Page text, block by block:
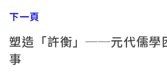
下一頁
塑造「許衡」──元代儒學
事